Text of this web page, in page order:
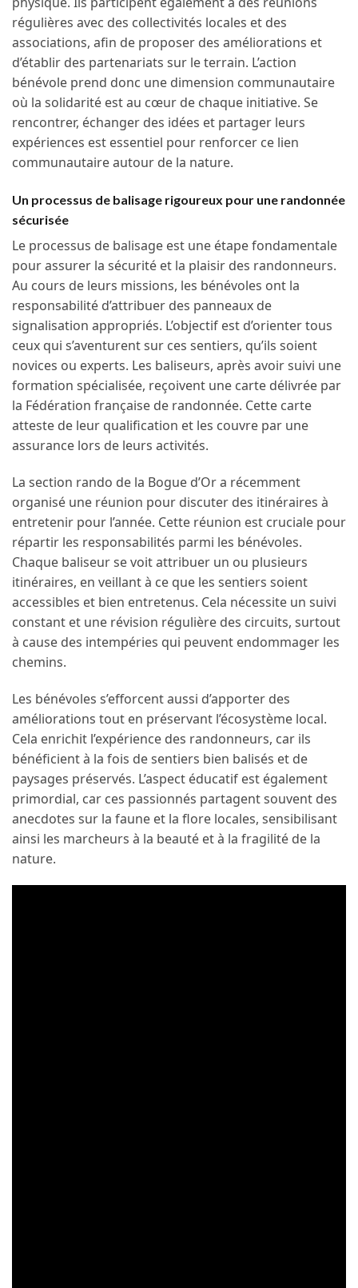
régulières avec des collectivités locales et des
associations, afin de proposer des améliorations et
d’établir des partenariats sur le terrain. L’action
bénévole prend donc une dimension communautaire
où la solidarité est au cœur de chaque initiative. Se
rencontrer, échanger des idées et partager leurs
expériences est essentiel pour renforcer ce lien
communautaire autour de la nature.
Un processus de balisage rigoureux pour une randonnée
sécurisée
Le processus de balisage est une étape fondamentale
pour assurer la sécurité et la plaisir des randonneurs.
Au cours de leurs missions, les bénévoles ont la
responsabilité d’attribuer des panneaux de
signalisation appropriés. L’objectif est d’orienter tous
ceux qui s’aventurent sur ces sentiers, qu’ils soient
novices ou experts. Les baliseurs, après avoir suivi une
formation spécialisée, reçoivent une carte délivrée par
la Fédération française de randonnée. Cette carte
atteste de leur qualification et les couvre par une
assurance lors de leurs activités.
La section rando de la Bogue d’Or a récemment
organisé une réunion pour discuter des itinéraires à
entretenir pour l’année. Cette réunion est cruciale pour
répartir les responsabilités parmi les bénévoles.
Chaque baliseur se voit attribuer un ou plusieurs
itinéraires, en veillant à ce que les sentiers soient
accessibles et bien entretenus. Cela nécessite un suivi
constant et une révision régulière des circuits, surtout
à cause des intempéries qui peuvent endommager les
chemins.
Les bénévoles s’efforcent aussi d’apporter des
améliorations tout en préservant l’écosystème local.
Cela enrichit l’expérience des randonneurs, car ils
bénéficient à la fois de sentiers bien balisés et de
paysages préservés. L’aspect éducatif est également
primordial, car ces passionnés partagent souvent des
anecdotes sur la faune et la flore locales, sensibilisant
ainsi les marcheurs à la beauté et à la fragilité de la
nature.